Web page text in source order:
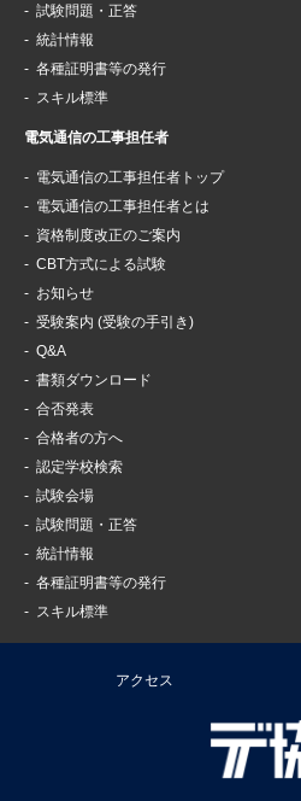
試験問題・正答
統計情報
各種証明書等の発行
スキル標準
電気通信の工事担任者
電気通信の工事担任者トップ
電気通信の工事担任者とは
資格制度改正のご案内
CBT方式による試験
お知らせ
受験案内 (受験の手引き)
Q&A
書類ダウンロード
合否発表
合格者の方へ
認定学校検索
試験会場
試験問題・正答
統計情報
各種証明書等の発行
スキル標準
アクセス